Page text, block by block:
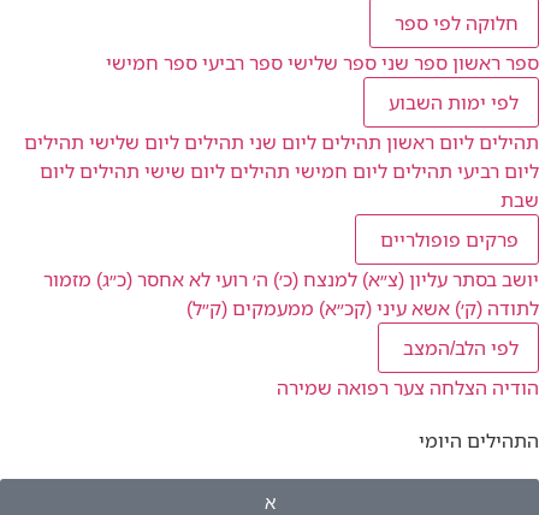
חלוקה לפי ספר
ספר ראשוןספר שניספר שלישיספר רביעיספר חמישי
לפי ימות השבוע
תהילים ליום ראשון תהילים ליום שני תהילים ליום שלישי תהילים
ליום רביעי תהילים ליום חמישי תהילים ליום שישי תהילים ליום
שבת
פרקים פופולריים
יושב בסתר עליון (צ״א) למנצח (כ׳) ה׳ רועי לא אחסר (כ״ג) מזמור
לתודה (ק׳) אשא עיני (קכ״א) ממעמקים (ק״ל)
לפי הלב/המצב
הודיה הצלחה צעררפואה שמירה
התהילים היומי
א